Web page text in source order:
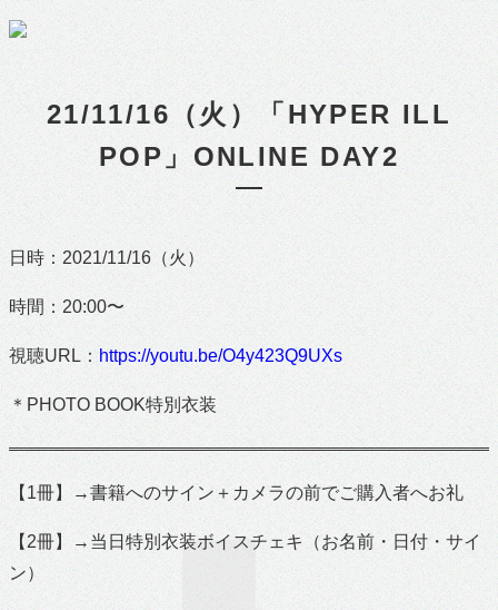
21/11/16（火）「HYPER ILL
POP」ONLINE DAY2
日時：2021/11/16（火）
時間：20:00〜
視聴URL： https://youtu.be/O4y423Q9UXs
＊PHOTO BOOK特別衣装
【1冊】→書籍へのサイン＋カメラの前でご購入者へお礼
【2冊】→当日特別衣装ボイスチェキ（お名前・日付・サイ
ン）